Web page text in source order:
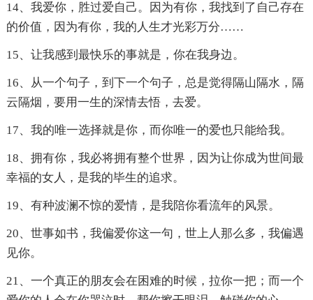
14、我爱你，胜过爱自己。因为有你，我找到了自己存在
的价值，因为有你，我的人生才光彩万分……
15、让我感到最快乐的事就是，你在我身边。
16、从一个句子，到下一个句子，总是觉得隔山隔水，隔
云隔烟，要用一生的深情去悟，去爱。
17、我的唯一选择就是你，而你唯一的爱也只能给我。
18、拥有你，我必将拥有整个世界，因为让你成为世间最
幸福的女人，是我的毕生的追求。
19、有种波澜不惊的爱情，是我陪你看流年的风景。
20、世事如书，我偏爱你这一句，世上人那么多，我偏遇
见你。
21、一个真正的朋友会在困难的时候，拉你一把；而一个